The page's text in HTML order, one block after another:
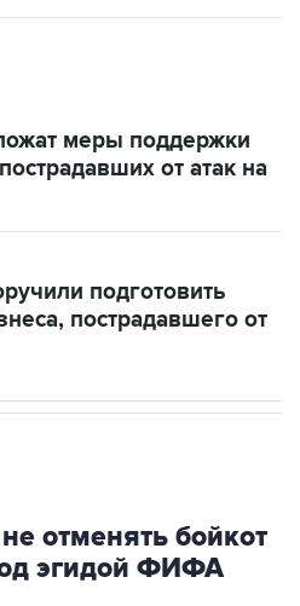
меры поддержки
от атак на
подготовить
пострадавшего от
отменять бойкот
эгидой ФИФА